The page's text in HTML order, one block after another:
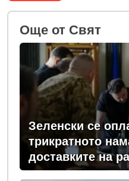
Oще от Свят
Зеленски се
трикратното
доставките на
от Запада за